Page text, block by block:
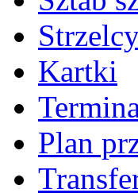
Kartki
Plan